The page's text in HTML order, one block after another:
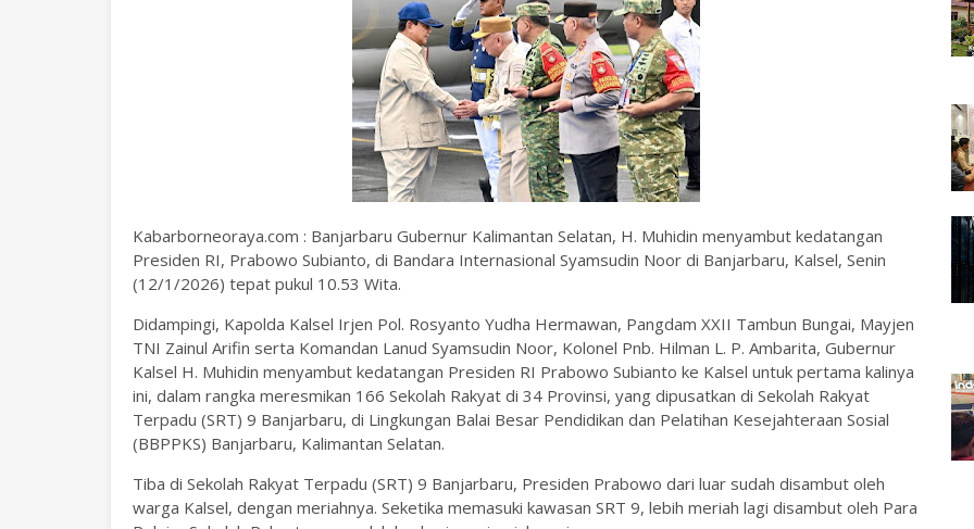
Kabarborneoraya.com : Banjarbaru Gubernur Kalimantan Selatan, H. Muhidin menyambut kedatangan
Presiden RI, Prabowo Subianto, di Bandara Internasional Syamsudin Noor di Banjarbaru, Kalsel, Senin
(12/1/2026) tepat pukul 10.53 Wita.
Didampingi, Kapolda Kalsel Irjen Pol. Rosyanto Yudha Hermawan, Pangdam XXII Tambun Bungai, Mayjen
TNI Zainul Arifin serta Komandan Lanud Syamsudin Noor, Kolonel Pnb. Hilman L. P. Ambarita, Gubernur
Kalsel H. Muhidin menyambut kedatangan Presiden RI Prabowo Subianto ke Kalsel untuk pertama kalinya
ini, dalam rangka meresmikan 166 Sekolah Rakyat di 34 Provinsi, yang dipusatkan di Sekolah Rakyat
Terpadu (SRT) 9 Banjarbaru, di Lingkungan Balai Besar Pendidikan dan Pelatihan Kesejahteraan Sosial
(BBPPKS) Banjarbaru, Kalimantan Selatan.
Tiba di Sekolah Rakyat Terpadu (SRT) 9 Banjarbaru, Presiden Prabowo dari luar sudah disambut oleh
warga Kalsel, dengan meriahnya. Seketika memasuki kawasan SRT 9, lebih meriah lagi disambut oleh Para